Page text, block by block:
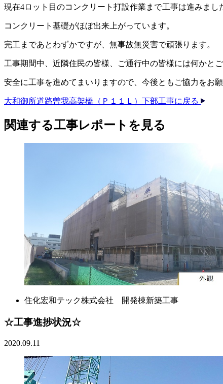
現在4ロット目のコンクリート打設作業まで工事は進みまし
コンクリート基礎がほぼ出来上がっています。
完工まであとわずかですが、無事故無災害で頑張ります。
工事期間中、近隣住民の皆様、ご通行中の皆様には何かと
安全に工事を進めてまいりますので、今後ともご協力をお願
大和御所道路曽我高架橋（Ｐ１１Ｌ）下部工事に戻る
関連する​工事レポートを​見る​
住化宏和テック株式会社 開発棟新築工事
☆工事進捗状況☆
2020.09.11